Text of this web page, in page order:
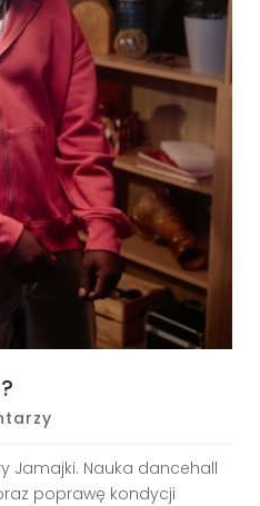
Jamajki. Nauka dancehall
poprawę kondycji